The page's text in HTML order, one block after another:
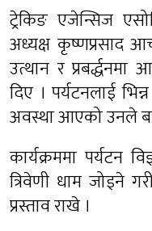
ट्रेकिङ एजेन्सिज
अध्यक्ष कृष्णप्रसाद
उत्थान र
दिए । पर्यटनलाई
अवस्था आएको उनले
कार्यक्रममा पर्यटन
त्रिवेणी धाम जोड्ने
प्रस्ताव राखे ।